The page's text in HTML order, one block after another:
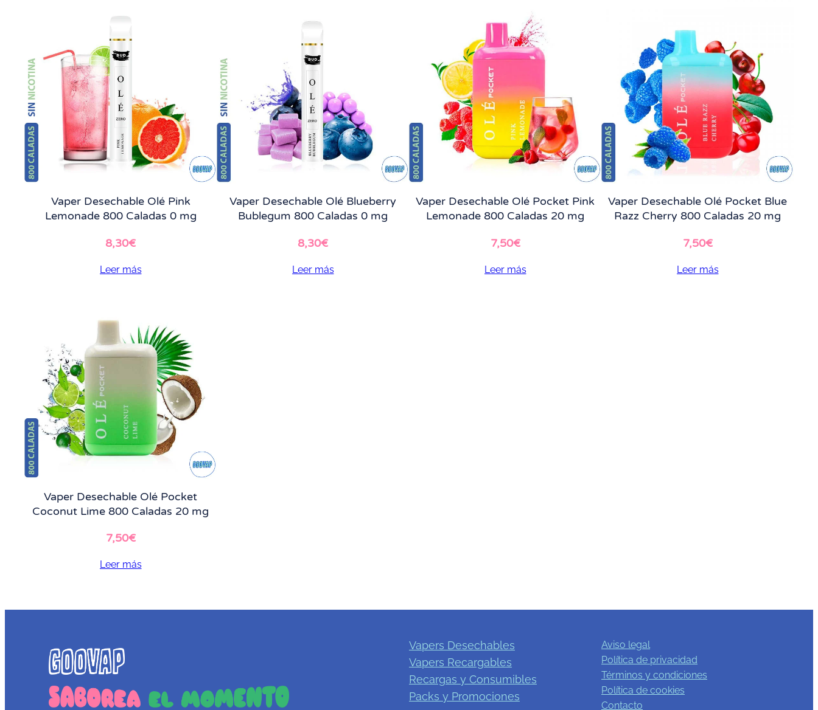
Vaper Desechable Olé Pink
Lemonade 800 Caladas 0 mg
8,30€
Leer más
Vaper Desechable Olé Blueberry
Bublegum 800 Caladas 0 mg
8,30€
Leer más
Vaper Desechable Olé Pocket Pink
Lemonade 800 Caladas 20 mg
7,50€
Leer más
Vaper Desechable Olé Pocket Blue
Razz Cherry 800 Caladas 20 mg
7,50€
Leer más
Vaper Desechable Olé Pocket
Coconut Lime 800 Caladas 20 mg
7,50€
Leer más
Vapers Desechables
Vapers Recargables
Recargas y Consumibles
Packs y Promociones
Aviso legal
Política de privacidad
Términos y condiciones
Política de cookies
Contacto